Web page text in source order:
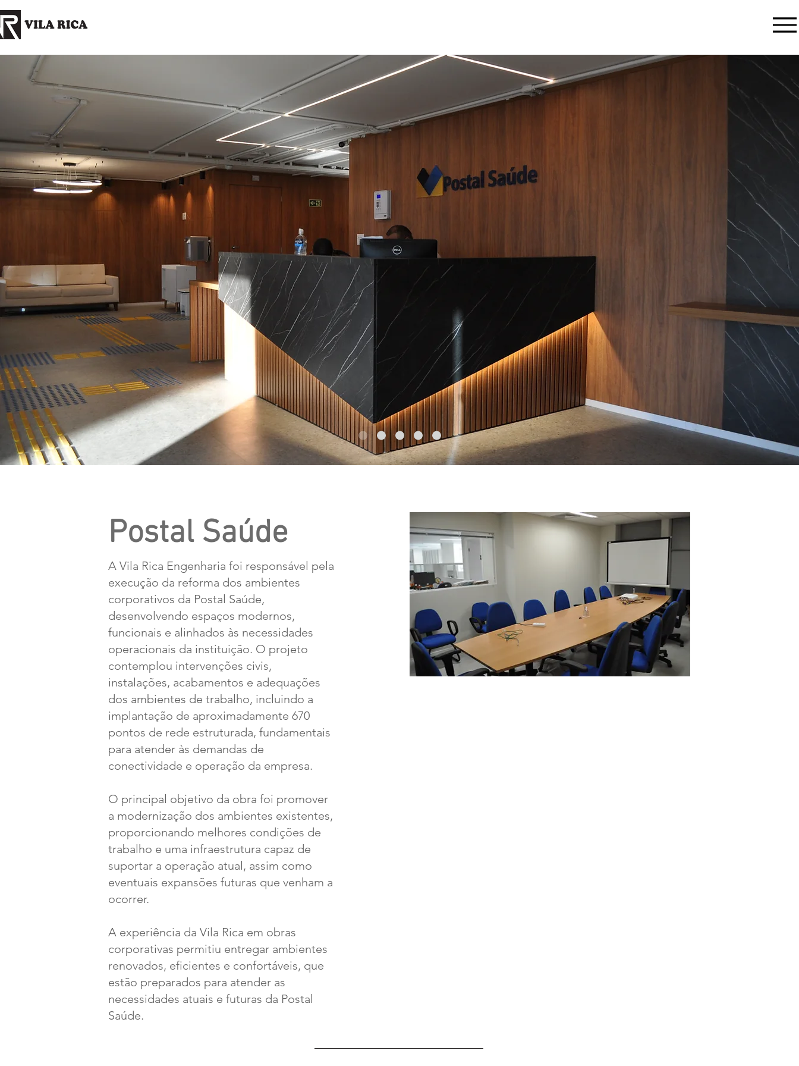
Postal Saúde
A Vila Rica Engenharia foi responsável pela
execução da reforma dos ambientes
corporativos da Postal Saúde,
desenvolvendo espaços modernos,
funcionais e alinhados às necessidades
operacionais da instituição. O projeto
contemplou intervenções civis,
instalações, acabamentos e adequações
dos ambientes de trabalho, incluindo a
implantação de aproximadamente 670
pontos de rede estruturada, fundamentais
para atender às demandas de
conectividade e operação da empresa.
O principal objetivo da obra foi promover
a modernização dos ambientes existentes,
proporcionando melhores condições de
trabalho e uma infraestrutura capaz de
suportar a operação atual, assim como
eventuais expansões futuras que venham a
ocorrer.
A experiência da Vila Rica em obras
corporativas permitiu entregar ambientes
renovados, eficientes e confortáveis, que
estão preparados para atender as
necessidades atuais e futuras da Postal
Saúde.